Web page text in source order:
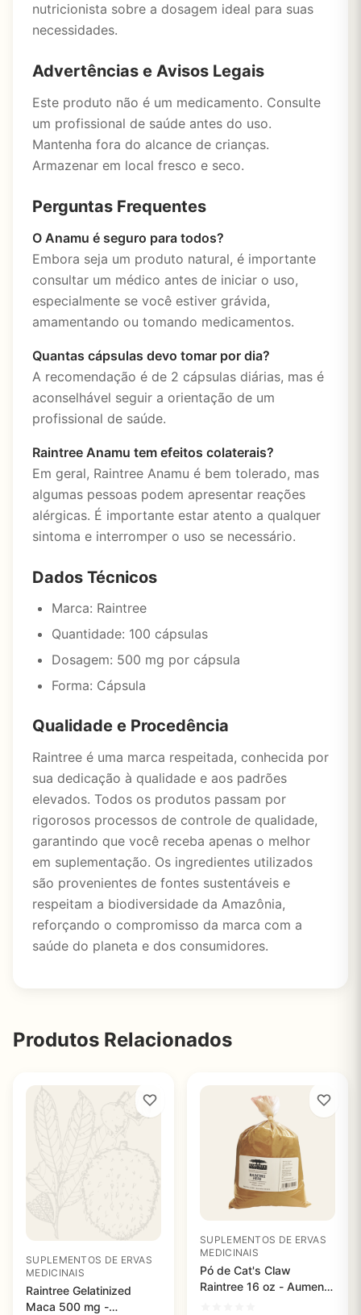
nutricionista sobre a dosagem ideal para suas
necessidades.
Advertências e Avisos Legais
Este produto não é um medicamento. Consulte
um profissional de saúde antes do uso.
Mantenha fora do alcance de crianças.
Armazenar em local fresco e seco.
Perguntas Frequentes
O Anamu é seguro para todos?
Embora seja um produto natural, é importante
consultar um médico antes de iniciar o uso,
especialmente se você estiver grávida,
amamentando ou tomando medicamentos.
Quantas cápsulas devo tomar por dia?
A recomendação é de 2 cápsulas diárias, mas é
aconselhável seguir a orientação de um
profissional de saúde.
Raintree Anamu tem efeitos colaterais?
Em geral, Raintree Anamu é bem tolerado, mas
algumas pessoas podem apresentar reações
alérgicas. É importante estar atento a qualquer
sintoma e interromper o uso se necessário.
Dados Técnicos
Marca: Raintree
Quantidade: 100 cápsulas
Dosagem: 500 mg por cápsula
Forma: Cápsula
Qualidade e Procedência
Raintree é uma marca respeitada, conhecida por
sua dedicação à qualidade e aos padrões
elevados. Todos os produtos passam por
rigorosos processos de controle de qualidade,
garantindo que você receba apenas o melhor
em suplementação. Os ingredientes utilizados
são provenientes de fontes sustentáveis e
respeitam a biodiversidade da Amazônia,
reforçando o compromisso da marca com a
saúde do planeta e dos consumidores.
Produtos Relacionados
SUPLEMENTOS DE ERVAS
MEDICINAIS
Raintree Gelatinized
Maca 500 mg -
SUPLEMENTOS DE ERVAS
MEDICINAIS
Pó de Cat's Claw
Raintree 16 oz - Aumente